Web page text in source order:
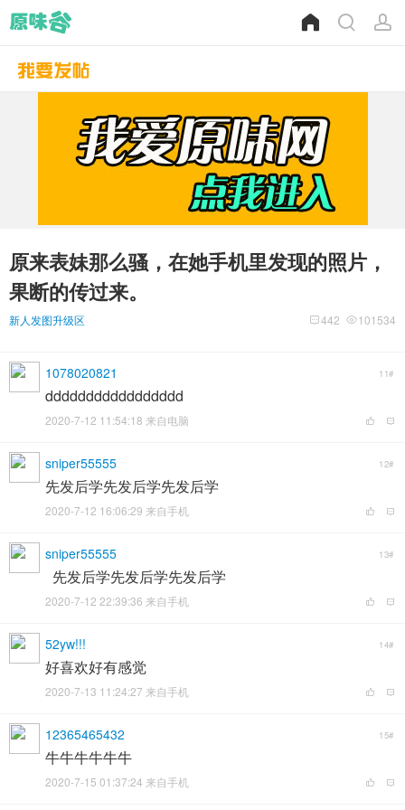
原来表妹那么骚，在她手机里发现的照片，
果断的传过来。
新人发图升级区 101534
442
1078020821 11#
ddddddddddddddddd
2020-7-12 11:54:18 来自电脑
sniper55555 12#
先发后学先发后学先发后学
2020-7-12 16:06:29 来自手机
sniper55555 13#
先发后学先发后学先发后学
2020-7-12 22:39:36 来自手机
52yw!!! 14#
好喜欢好有感觉
2020-7-13 11:24:27 来自手机
12365465432 15#
牛牛牛牛牛牛
2020-7-15 01:37:24 来自手机